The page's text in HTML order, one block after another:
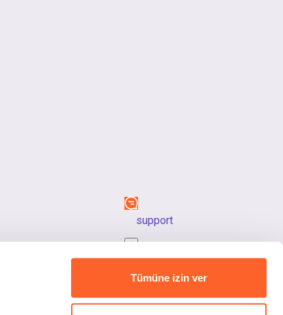
Tümüne izin ver
support